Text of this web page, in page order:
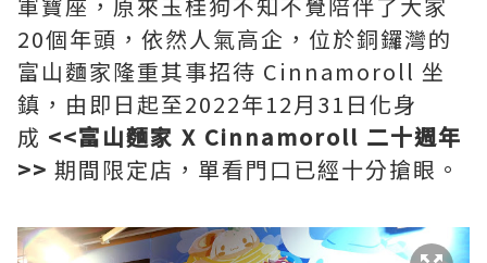
20個年頭，依然人氣高企，位於銅鑼灣的
富山麵家隆重其事招待 Cinnamoroll 坐
鎮，由即日起至2022年12月31日化身
成 <<富山麵家 X Cinnamoroll 二十週年
>> 期間限定店，單看門口已經十分搶眼。